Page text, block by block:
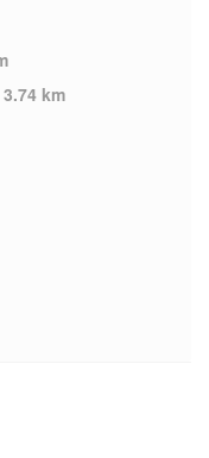
3.74 km